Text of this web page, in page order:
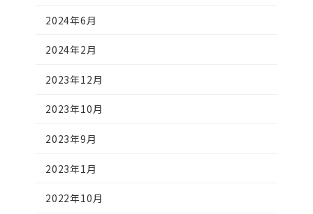
2024年6月
2024年2月
2023年12月
2023年10月
2023年9月
2023年1月
2022年10月